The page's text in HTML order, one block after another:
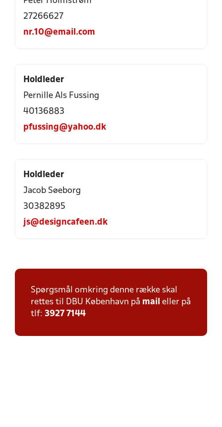
27266627
nr.10@email.com
Holdleder
Pernille Als Fussing
40136883
pfussing@yahoo.dk
Holdleder
Jacob Søeborg
30382895
js@designcafeen.dk
Spørgsmål omkring denne række skal
rettes til DBU København på mail eller på
tlf: 3927 7144